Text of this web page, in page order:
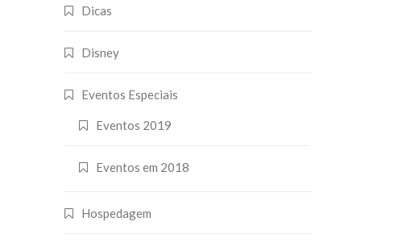
Dicas
Disney
Eventos Especiais
Eventos 2019
Eventos em 2018
Hospedagem